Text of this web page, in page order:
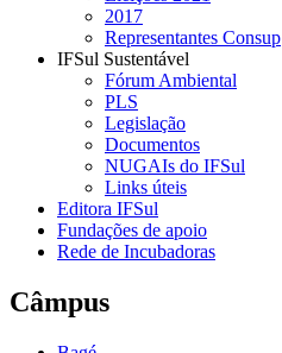
2017
Representantes Consup
IFSul Sustentável
Fórum Ambiental
PLS
Legislação
Documentos
NUGAIs do IFSul
Links úteis
Editora IFSul
Fundações de apoio
Rede de Incubadoras
Câmpus